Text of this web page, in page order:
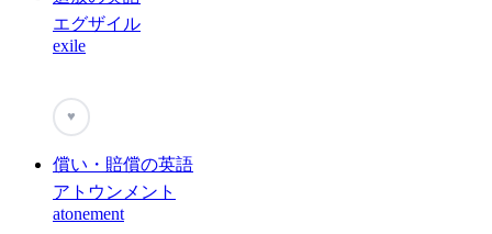
エグザイル
exile
♥
償い・賠償の英語
アトウンメント
atonement